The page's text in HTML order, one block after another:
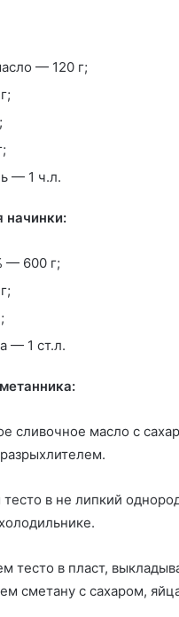
— 120 г;
— 1 ч.л.
начинки:
— 600 г;
— 1 ст.л.
сливочное масло с
в не липкий
тесто в пласт,
сметану с сахаром,